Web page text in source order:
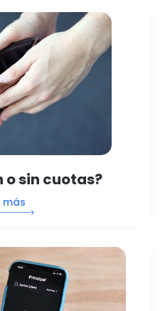
o sin cuotas?
más